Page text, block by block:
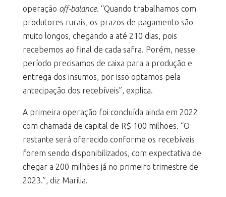
operação off-balance. “Quando trabalhamos com
produtores rurais, os prazos de pagamento são
muito longos, chegando a até 210 dias, pois
recebemos ao final de cada safra. Porém, nesse
período precisamos de caixa para a produção e
entrega dos insumos, por isso optamos pela
antecipação dos recebíveis”, explica.
A primeira operação foi concluída ainda em 2022
com chamada de capital de R$ 100 milhões. “O
restante será oferecido conforme os recebíveis
forem sendo disponibilizados, com expectativa de
chegar a 200 milhões já no primeiro trimestre de
2023.”, diz Marilia.